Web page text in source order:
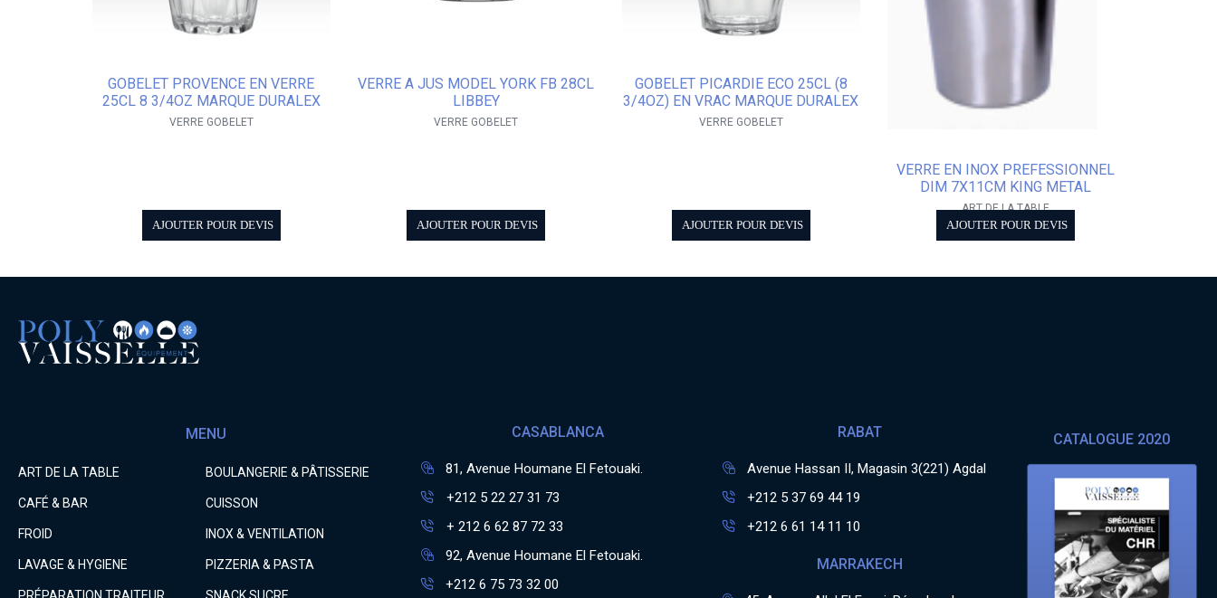
GOBELET PROVENCE EN VERRE
25CL 8 3/4OZ MARQUE DURALEX
VERRE GOBELET
AJOUTER POUR DEVIS
VERRE A JUS MODEL YORK FB 28CL
LIBBEY
VERRE GOBELET
AJOUTER POUR DEVIS
GOBELET PICARDIE ECO 25CL (8
3/4OZ) EN VRAC MARQUE DURALEX
VERRE GOBELET
AJOUTER POUR DEVIS
VERRE EN INOX PREFESSIONNEL
DIM 7X11CM KING METAL
ART DE LA TABLE
AJOUTER POUR DEVIS
MENU
ART DE LA TABLE BOULANGERIE & PÂTISSERIE
CAFÉ & BAR CUISSON
FROID INOX & VENTILATION
LAVAGE & HYGIENE PIZZERIA & PASTA
PRÉPARATION TRAITEUR SNACK SUCRE
CASABLANCA
81, Avenue Houmane El Fetouaki.
+212 5 22 27 31 73
+ 212 6 62 87 72 33
92, Avenue Houmane El Fetouaki.
+212 6 75 73 32 00
RABAT
Avenue Hassan II, Magasin 3(221) Agdal
+212 5 37 69 44 19
+212 6 61 14 11 10
MARRAKECH
CATALOGUE 2020